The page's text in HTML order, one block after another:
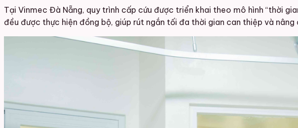
Tại Vinmec Đà Nẵng, quy trình cấp cứu được triển khai theo mô hình “thời
đều được thực hiện đồng bộ, giúp rút ngắn tối đa thời gian can thiệp và nâng